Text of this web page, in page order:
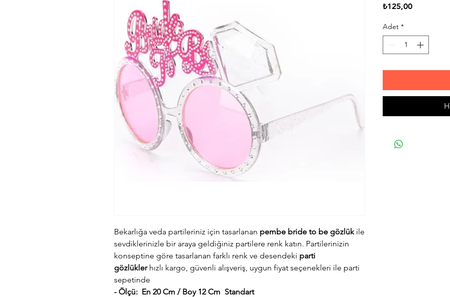
Bekarlığa veda partileriniz için tasarlanan pembe bride to be gözlük ile
sevdiklerinizle bir araya geldiğiniz partilere renk katın. Partilerinizin
konseptine göre tasarlanan farklı renk ve desendeki parti
gözlükler hızlı kargo, güvenli alışveriş, uygun fiyat seçenekleri ile parti
sepetinde
- Ölçü: En 20 Cm / Boy 12 Cm Standart
₺125,00Fiyat
Adet *